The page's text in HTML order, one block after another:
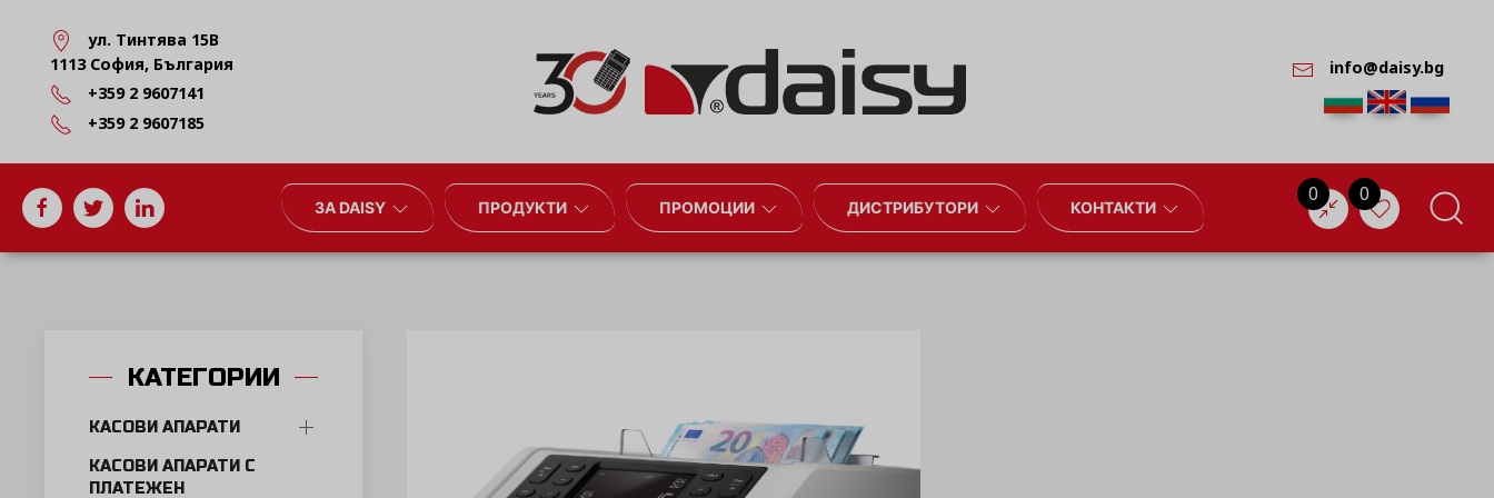
ул. Тинтява 15В
1113 София, България
+359 2 9607141
+359 2 9607185
info@daisy.bg
ЗА DAISY ПРОДУКТИ ПРОМОЦИИ ДИСТРИБУТОРИ КОНТАКТИ
0 0
КАТЕГОРИИ
КАСОВИ АПАРАТИ
КАСОВИ АПАРАТИ С
ПЛАТЕЖЕН